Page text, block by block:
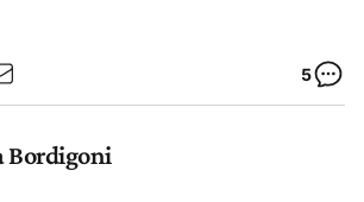
5
Bordigoni